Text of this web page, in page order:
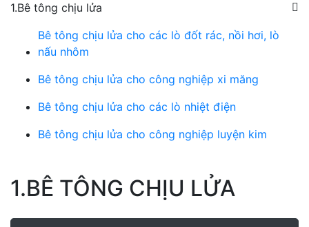
1.Bê tông chịu lửa
Bê tông chịu lửa cho các lò đốt rác, nồi hơi, lò
nấu nhôm
Bê tông chịu lửa cho công nghiệp xi măng
Bê tông chịu lửa cho các lò nhiệt điện
Bê tông chịu lửa cho công nghiệp luyện kim
1.BÊ TÔNG CHỊU LỬA